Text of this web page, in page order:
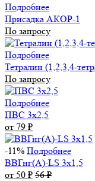
Подробнее
Присадка АКОР-1
По запросу
Подробнее
Тетралин (1,2,3,4-
По запросу
Подробнее
ПВС 3х2,5
от 79 ₽
-11% Подробнее
ВВГнг(А)-LS 3х1,5
от 50 ₽ 56₽